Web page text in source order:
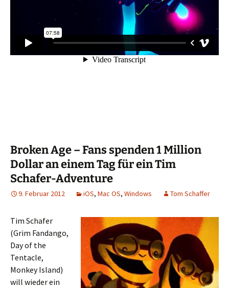
Broken Age – Fans spenden 1 Million
Dollar an einem Tag für ein Tim
Schafer-Adventure
9. Februar 2012 iOS, Mac OS, Windows Tom Schaffer
Tim Schafer
(Grim Fandango,
Day of the
Tentacle,
Monkey Island)
will wieder ein